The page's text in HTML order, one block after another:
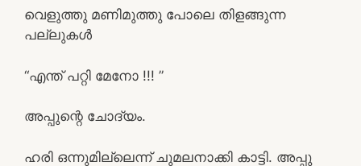
വെളുത്തു മണിമുത്തു പോലെ തിളങ്ങുന്ന
പല്ലുകൾ
“എന്ത് പറ്റി മേനോ !!! ”
അപ്പുന്റെ ചോദ്യം.
ഹരി ഒന്നുമില്ലെന്ന്‌ ചുമലനാക്കി കാട്ടി. അപ്പു